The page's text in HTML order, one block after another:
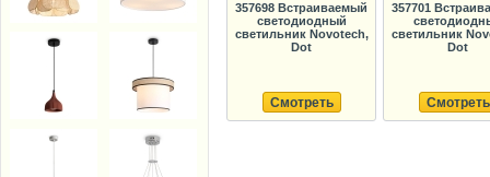
357698 Встраиваемый
светодиодный
светильник Novotech,
Dot
Смотреть
357701
светильник
Dot
Смотреть